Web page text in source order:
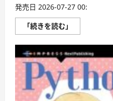
発売日 2026-07-27 00:
「続きを読む」
ラ
ク
マ
の
ま
い
に
ち
ご